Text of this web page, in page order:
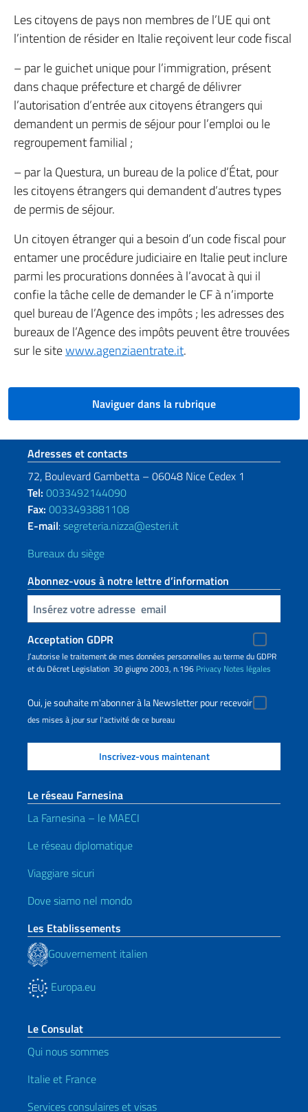
Les citoyens de pays non membres de l’UE qui ont
l’intention de résider en Italie reçoivent leur code fiscal
– par le guichet unique pour l’immigration, présent
dans chaque préfecture et chargé de délivrer
l’autorisation d’entrée aux citoyens étrangers qui
demandent un permis de séjour pour l’emploi ou le
regroupement familial ;
– par la Questura, un bureau de la police d’État, pour
les citoyens étrangers qui demandent d’autres types
de permis de séjour.
Un citoyen étranger qui a besoin d’un code fiscal pour
entamer une procédure judiciaire en Italie peut inclure
parmi les procurations données à l’avocat à qui il
confie la tâche celle de demander le CF à n’importe
quel bureau de l’Agence des impôts ; les adresses des
bureaux de l’Agence des impôts peuvent être trouvées
sur le sitewww.agenziaentrate.it.
Naviguer dans la rubrique
Section de pied de page
Adresses et contacts
72, Boulevard Gambetta – 06048 Nice Cedex 1
Tel: 0033492144090
Fax: 0033493881108
E-mail:segreteria.nizza@esteri.it
Bureaux du siège
Abonnez-vous à notre lettre d’information
Insert your email
Acceptation GDPR
J’autorise le traitement de mes données personnelles au terme du GDPR
et du Décret Legislation 30 giugno 2003, n.196 Privacy Notes légales
Oui, je souhaite m'abonner à la Newsletter pour recevoir
des mises à jour sur l'activité de ce bureau
Le réseau Farnesina
La Farnesina – le MAECI
Le réseau diplomatique
Viaggiare sicuri
Dove siamo nel mondo
Les Etablissements
Gouvernement italien
Europa.eu
Le Consulat
Qui nous sommes
Italie et France
Services consulaires etvisas